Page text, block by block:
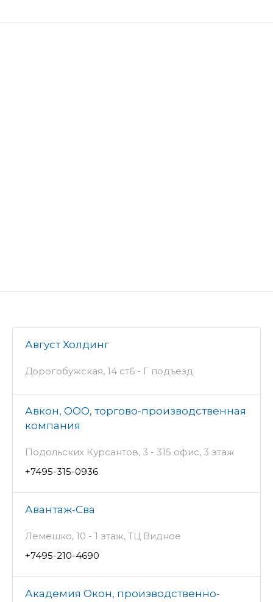
Август Холдинг
Дорогобужская, 14 ст6 - Г подъезд
Авкон, ООО, торгово-производственная
компания
Подольских Курсантов, 3 - 315 офис, 3 этаж
+7495-315-0936
Авантаж-Сва
Лемешко, 10 - 1 этаж, ТЦ Видное
+7495-210-4690
Академия Окон, производственно-